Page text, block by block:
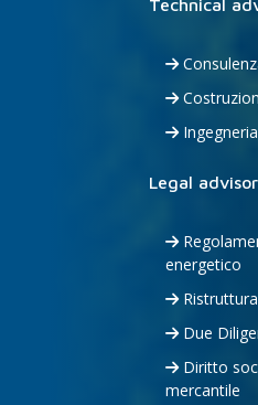
Technical
Ingegneria
Legal
energetico
Due
Diritto
mercantile